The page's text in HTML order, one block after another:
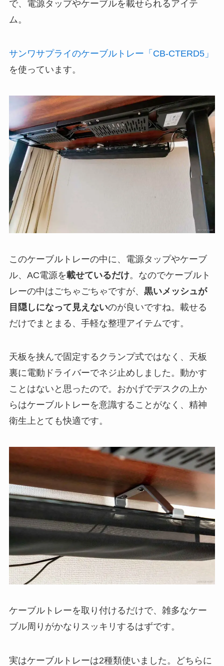
で、電源タップやケーブルを載せられるアイテ
ム。
サンワサプライのケーブルトレー「CB-CTERD5」
を使っています。
このケーブルトレーの中に、電源タップやケーブ
ル、AC電源を載せているだけ。なのでケーブルト
レーの中はごちゃごちゃですが、 黒いメッシュが
目隠しになって見えないのが良いですね。載せる
だけでまとまる、手軽な整理アイテムです。
天板を挟んで固定するクランプ式ではなく、天板
裏に電動ドライバーでネジ止めしました。動かす
ことはないと思ったので。おかげでデスクの上か
らはケーブルトレーを意識することがなく、精神
衛生上とても快適です。
ケーブルトレーを取り付けるだけで、雑多なケー
ブル周りがかなりスッキリするはずです。
実はケーブルトレーは2種類使いました。どちらに